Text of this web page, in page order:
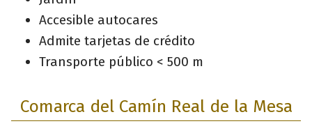
Accesible autocares
Admite tarjetas de crédito
Transporte público < 500 m
Comarca del Camín Real de la Mesa